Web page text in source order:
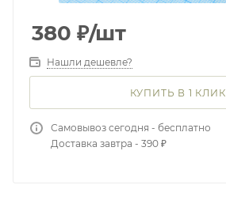
380 ₽/шт
Нашли дешевле?
КУПИТЬ В 1 КЛИК
Самовывоз сегодня - бесплатно
Доставка завтра - 390 ₽